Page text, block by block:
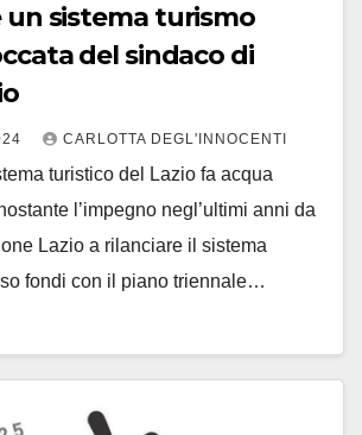
un sistema turismo
del sindaco di
CARLOTTA DEGL'INNOCENTI
turistico del Lazio fa acqua
l’impegno negl’ultimi anni da
Lazio a rilanciare il sistema
fondi con il piano triennale…